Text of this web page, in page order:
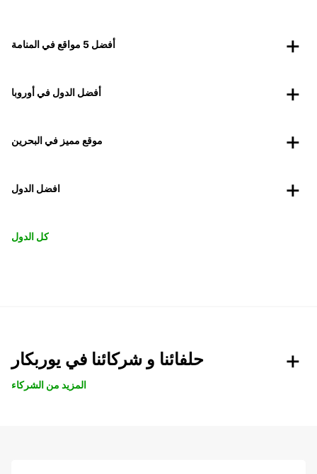
أفضل 5 مواقع في المنامة
أفضل الدول في أوروبا
موقع مميز في البحرين
افضل الدول
كل الدول
حلفائنا و شركائنا في يوربكار
المزيد من الشركاء